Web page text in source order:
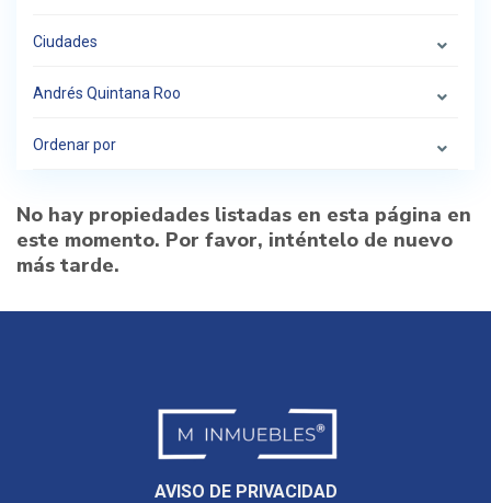
Ciudades
Andrés Quintana Roo
Ordenar por
No hay propiedades listadas en esta página en
este momento. Por favor, inténtelo de nuevo
más tarde.
AVISO DE PRIVACIDAD